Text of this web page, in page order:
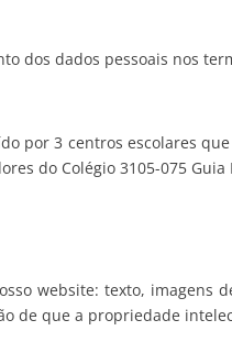
dos dados pessoais nos
por 3 centros escolares
do Colégio 3105-075 Guia
website: texto,
de que a propriedade